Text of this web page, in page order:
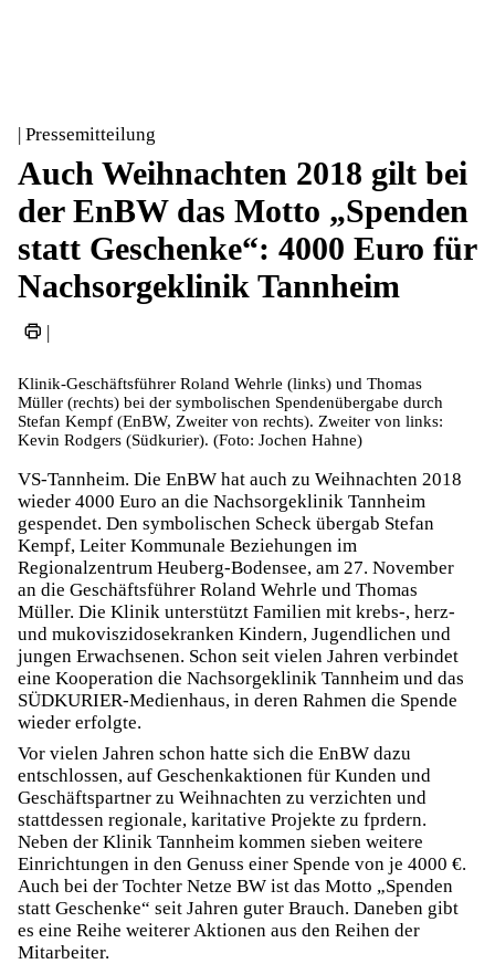
| Pressemitteilung
Auch Weihnachten 2018 gilt bei
der EnBW das Motto „Spenden
statt Geschenke“: 4000 Euro für
Nachsorgeklinik Tannheim
|
Klinik-Geschäftsführer Roland Wehrle (links) und Thomas
Müller (rechts) bei der symbolischen Spendenübergabe durch
Stefan Kempf (EnBW, Zweiter von rechts). Zweiter von links:
Kevin Rodgers (Südkurier). (Foto: Jochen Hahne)
VS-Tannheim. Die EnBW hat auch zu Weihnachten 2018
wieder 4000 Euro an die Nachsorgeklinik Tannheim
gespendet. Den symbolischen Scheck übergab Stefan
Kempf, Leiter Kommunale Beziehungen im
Regionalzentrum Heuberg-Bodensee, am 27. November
an die Geschäftsführer Roland Wehrle und Thomas
Müller. Die Klinik unterstützt Familien mit krebs-, herz-
und mukoviszidosekranken Kindern, Jugendlichen und
jungen Erwachsenen. Schon seit vielen Jahren verbindet
eine Kooperation die Nachsorgeklinik Tannheim und das
SÜDKURIER-Medienhaus, in deren Rahmen die Spende
wieder erfolgte.
Vor vielen Jahren schon hatte sich die EnBW dazu
entschlossen, auf Geschenkaktionen für Kunden und
Geschäftspartner zu Weihnachten zu verzichten und
stattdessen regionale, karitative Projekte zu fprdern.
Neben der Klinik Tannheim kommen sieben weitere
Einrichtungen in den Genuss einer Spende von je 4000 €.
Auch bei der Tochter Netze BW ist das Motto „Spenden
statt Geschenke“ seit Jahren guter Brauch. Daneben gibt
es eine Reihe weiterer Aktionen aus den Reihen der
Mitarbeiter.